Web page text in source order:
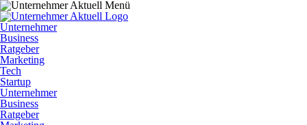
Unternehmer
Business
Ratgeber
Marketing
Tech
Startup
Unternehmer
Business
Ratgeber